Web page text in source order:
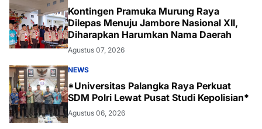
Kontingen Pramuka Murung Raya
Dilepas Menuju Jambore Nasional XII,
Diharapkan Harumkan Nama Daerah
Agustus 07, 2026
NEWS
*Universitas Palangka Raya Perkuat
SDM Polri Lewat Pusat Studi Kepolisian*
Agustus 06, 2026